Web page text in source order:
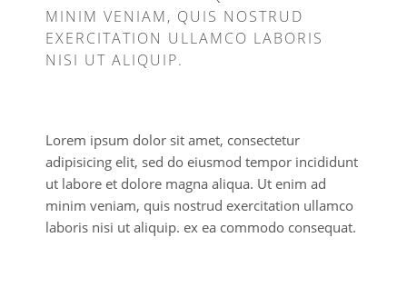
MINIM VENIAM, QUIS NOSTRUD
EXERCITATION ULLAMCO LABORIS
NISI UT ALIQUIP.
Lorem ipsum dolor sit amet, consectetur
adipisicing elit, sed do eiusmod tempor incididunt
ut labore et dolore magna aliqua. Ut enim ad
minim veniam, quis nostrud exercitation ullamco
laboris nisi ut aliquip. ex ea commodo consequat.